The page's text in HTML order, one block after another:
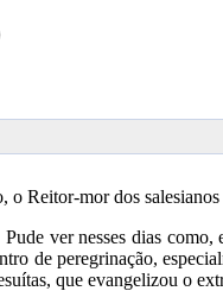
Reitor-mor dos
ver nesses dias
de peregrinação,
que evangelizou o